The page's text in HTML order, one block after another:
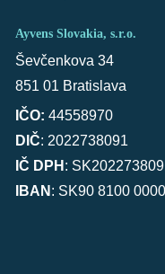
Ayvens Slovakia, s.r.o.
Ševčenkova 34
851 01 Bratislava
IČO: 44558970
DIČ: 2022738091
IČ DPH :
IBAN : SK90 8100